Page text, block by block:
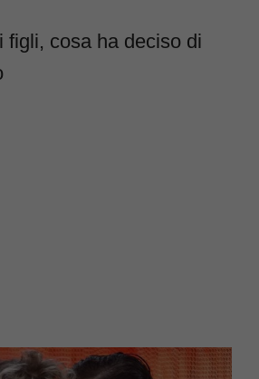
figli, cosa ha deciso di